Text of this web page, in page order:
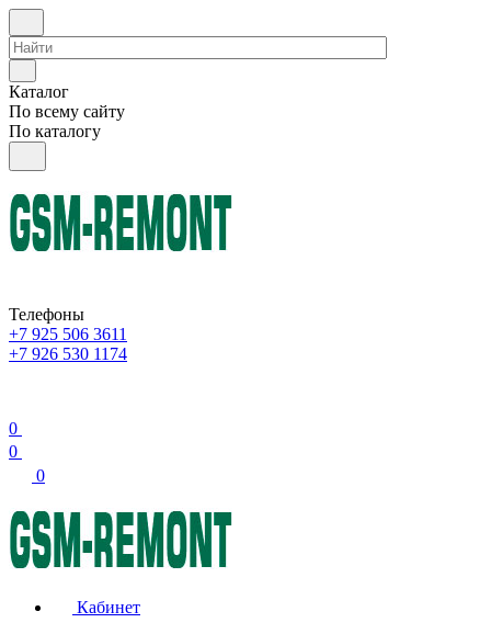
Каталог
По всему сайту
По каталогу
Телефоны
+7 925 506 3611
+7 926 530 1174
0
0
0
Кабинет